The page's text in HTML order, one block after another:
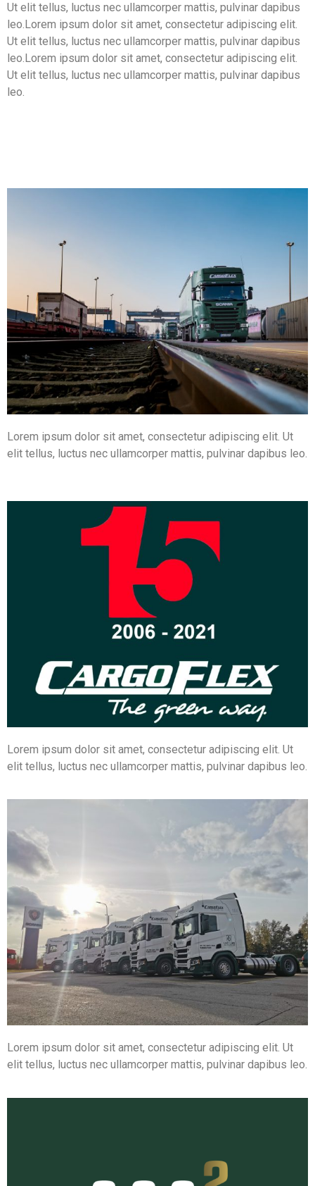
Ut elit tellus, luctus nec ullamcorper mattis, pulvinar dapibus
leo.Lorem ipsum dolor sit amet, consectetur adipiscing elit.
Ut elit tellus, luctus nec ullamcorper mattis, pulvinar dapibus
leo.Lorem ipsum dolor sit amet, consectetur adipiscing elit.
Ut elit tellus, luctus nec ullamcorper mattis, pulvinar dapibus
leo.
Lorem ipsum dolor sit amet, consectetur adipiscing elit. Ut
elit tellus, luctus nec ullamcorper mattis, pulvinar dapibus leo.
Lorem ipsum dolor sit amet, consectetur adipiscing elit. Ut
elit tellus, luctus nec ullamcorper mattis, pulvinar dapibus leo.
Lorem ipsum dolor sit amet, consectetur adipiscing elit. Ut
elit tellus, luctus nec ullamcorper mattis, pulvinar dapibus leo.